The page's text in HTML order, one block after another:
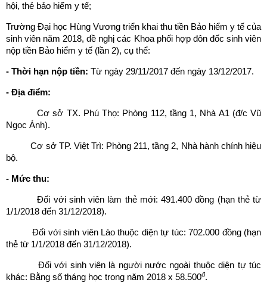
hội, thẻ bảo hiểm y tế;
Trường Đại học Hùng Vương triển khai thu tiền Bảo hiểm y tế của
sinh viên năm 2018, đề nghị các Khoa phối hợp đôn đốc sinh viên
nộp tiền Bảo hiểm y tế (lần 2), cụ thể:
- Thời hạn nộp tiền: Từ ngày 29/11/2017 đến ngày 13/12/2017.
- Địa điểm:
Cơ sở TX. Phú Thọ: Phòng 112, tầng 1, Nhà A1 (đ/c Vũ
Ngọc Ánh).
Cơ sở TP. Việt Trì: Phòng 211, tầng 2, Nhà hành chính hiệu
bộ.
- Mức thu:
Đối với sinh viên làm thẻ mới: 491.400 đồng (hạn thẻ từ
1/1/2018 đến 31/12/2018).
Đối với sinh viên Lào thuộc diện tự túc: 702.000 đồng (hạn
thẻ từ 1/1/2018 đến 31/12/2018).
Đối với sinh viên là người nước ngoài thuộc diện tự túc
khác: Bằng số tháng học trong năm 2018 x 58.500đ.